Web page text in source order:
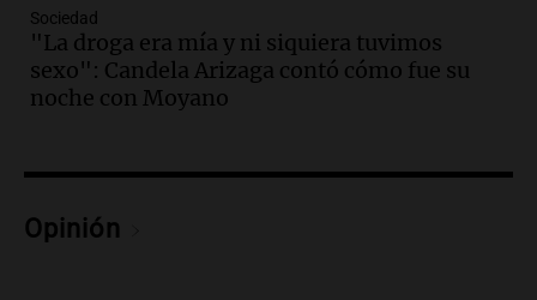
controvertidos
Panorama Federal
Episodios
El kirchnerismo no logra apoyo
privada en el Senado Nacional
Episodios
Sociedad
"La droga era mía y ni siquiera tuvimos
sexo": Candela Arizaga contó cómo fue su
noche con Moyano
Opinión